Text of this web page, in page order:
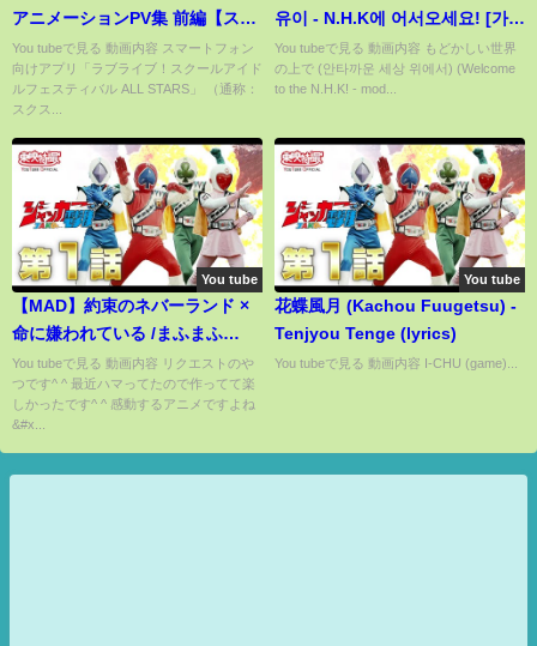
アニメーションPV集 前編【スク
スタリリース記念！】
You tubeで見る 動画内容 スマートフォン
向けアプリ「ラブライブ！スクールアイド
ルフェスティバル ALL STARS」 （通称：
スクス...
유이 - N.H.K에 어서오세요! [가
사]
You tubeで見る 動画内容 もどかしい世界
の上で (안타까운 세상 위에서) (Welcome
to the N.H.K! - mod...
You tube
【MAD】約束のネバーランド ×
命に嫌われている /まふまふ
yakusokunoneverland
You tubeで見る 動画内容 リクエストのや
つです^ ^ 最近ハマってたので作ってて楽
しかったです^ ^ 感動するアニメですよね
&#x...
You tube
花蝶風月 (Kachou Fuugetsu) -
Tenjyou Tenge (lyrics)
You tubeで見る 動画内容 I-CHU (game)...